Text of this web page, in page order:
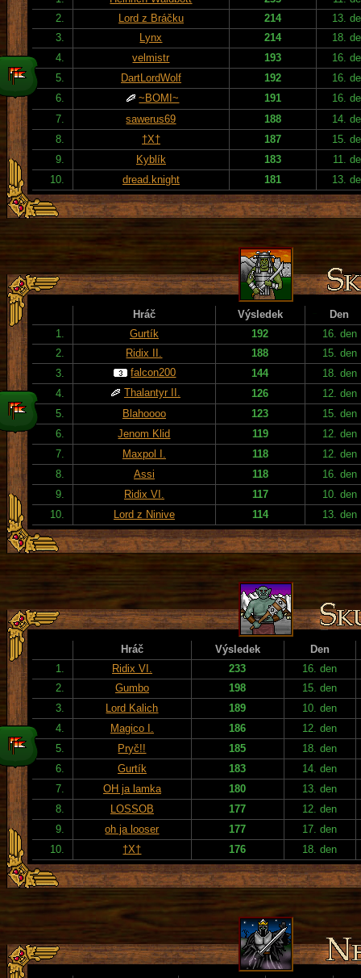
2.
Lord z Bráčku 214
13.
3.
Lynx 214
18.
4.
velmistr 193
16.
5.
DartLordWolf 192
16.
6.
~BOMI~ 191
16.
7.
sawerus69 188
14.
8.
†X† 187
15.
9.
Kyblík 183
11.
10.
dread.knight 181 13.
Hráč Výsledek
Den
1.
Gurtík 192
16. den
2.
Ridix II. 188
15. den
3.
falcon200 144
18. den
4.
Thalantyr II. 126
12. den
5.
Blahoooo 123
15. den
6.
Jenom Klid 119
12. den
7.
Maxpol I. 118
12. den
8.
Assi 118
16. den
9.
Ridix VI. 117
10. den
10.
Lord z Ninive 114 13. den
Hráč Výsledek
Den
1.
Ridix VI. 233
16. den
2.
Gumbo 198
15. den
3.
Lord Kalich 189
10. den
4.
Magico I. 186
12. den
5.
Pryč!! 185
18. den
6.
Gurtík 183
14. den
7.
OH ja lamka 180
13. den
8.
LOSSOB 177
12. den
9.
oh ja looser 177
17. den
10.
†X† 176 18. den